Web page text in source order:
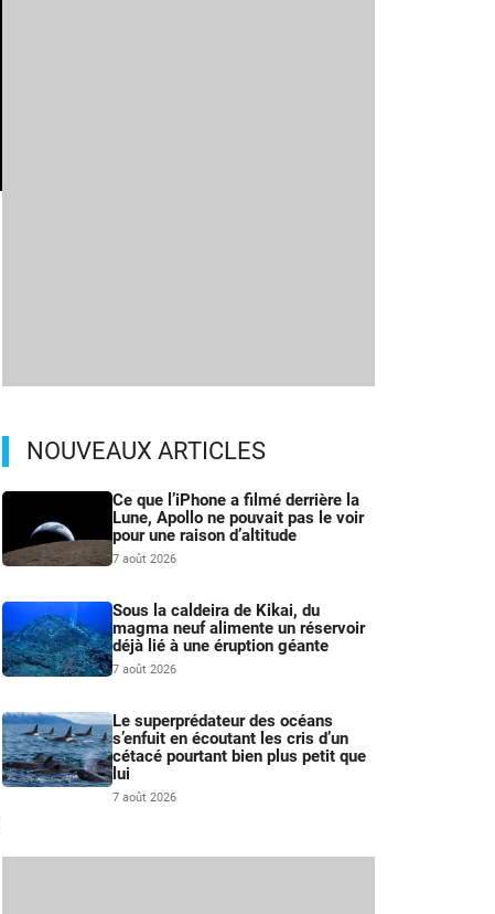
NOUVEAUX ARTICLES
Ce que l’iPhone a filmé derrière la
Lune, Apollo ne pouvait pas le voir
pour une raison d’altitude
7 août 2026
Sous la caldeira de Kikai, du
magma neuf alimente un réservoir
déjà lié à une éruption géante
7 août 2026
Le superprédateur des océans
s’enfuit en écoutant les cris d’un
cétacé pourtant bien plus petit que
lui
7 août 2026